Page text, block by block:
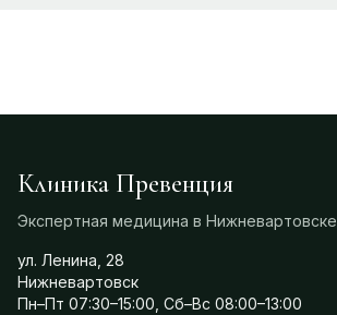
Клиника Превенция
Экспертная медицина в Нижневартовске
ул. Ленина, 28
Нижневартовск
Пн–Пт 07:30–15:00, Сб–Вс 08:00–13:00